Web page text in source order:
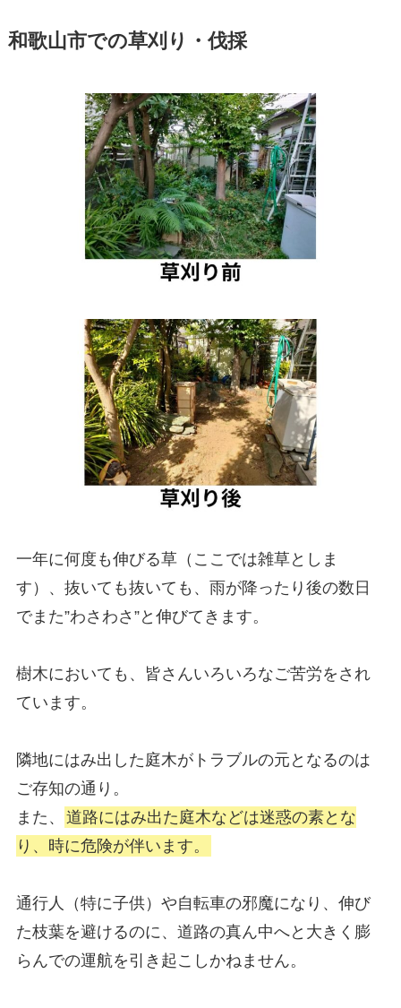
和歌山市での草刈り・伐採
一年に何度も伸びる草（ここでは雑草としま
す）、抜いても抜いても、雨が降ったり後の数日
でまた”わさわさ”と伸びてきます。
樹木においても、皆さんいろいろなご苦労をされ
ています。
隣地にはみ出した庭木がトラブルの元となるのは
ご存知の通り。
また、
道路にはみ出た庭木などは迷惑の素とな
り、時に危険が伴います。
通行人（特に子供）や自転車の邪魔になり、伸び
た枝葉を避けるのに、道路の真ん中へと大きく膨
らんでの運航を引き起こしかねません。